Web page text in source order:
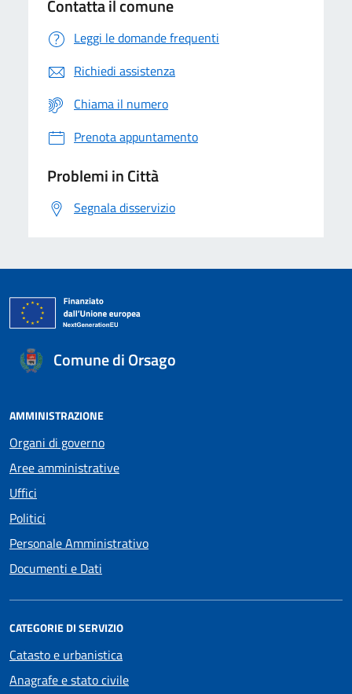
Contatta il comune
Leggi le domande frequenti
Richiedi assistenza
Chiama il numero
Prenota appuntamento
Problemi in Città
Segnala disservizio
Comune di Orsago
AMMINISTRAZIONE
Organi di governo
Aree amministrative
Uffici
Politici
Personale Amministrativo
Documenti e Dati
CATEGORIE DI SERVIZIO
Catasto e urbanistica
Anagrafe e stato civile